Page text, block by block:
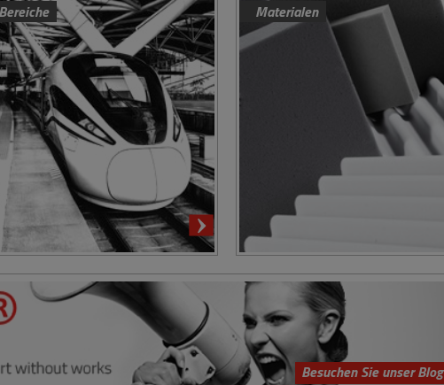
Bereiche Materialen
Besuchen Sie unser Blog